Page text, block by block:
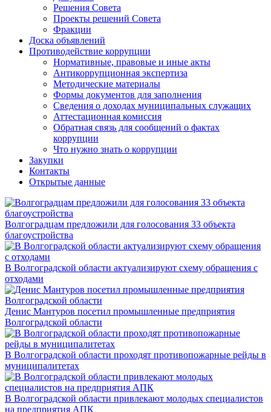
Решения Совета
Проекты решений Совета
Фракции
Доска объявлений
Противодействие коррупции
Нормативные, правовые и иные акты
Антикоррупционная экспертиза
Методические материалы
Формы документов для заполнения
Сведения о доходах муниципальных служащих
Аттестационная комиссия
Обратная связь для сообщений о фактах
коррупции
Что нужно знать о коррупции
Закупки
Контакты
Открытые данные
Волгоградцам предложили для голосования 33 объекта
благоустройства
В Волгоградской области актуализируют схему обращения с
отходами
Денис Мантуров посетил промышленные предприятия
Волгоградской области
В Волгоградской области проходят противопожарные рейды в
муниципалитетах
В Волгоградской области привлекают молодых специалистов
на предприятия АПК